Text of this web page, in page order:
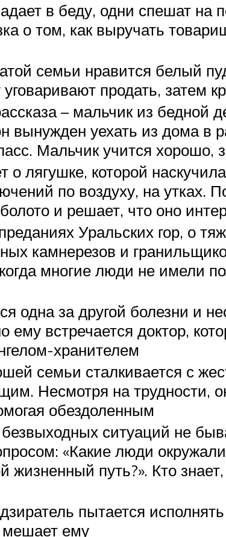
в беду, одни спешат на
о том, как выручать
семьи нравится белый
продать, затем
– мальчик из бедной
вынужден уехать из дома в
Мальчик учится хорошо,
о лягушке, которой
по воздуху, на утках.
и решает, что оно
Уральских гор, о
камнерезов и
многие люди не имели
одна за другой болезни и
ему встречается доктор,
хранителем
семьи сталкивается с
Несмотря на трудности,
обездоленным
ситуаций не
«Какие люди
жизненный путь?». Кто
пытается
мешает ему